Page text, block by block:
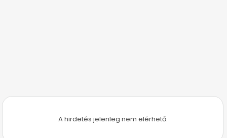
A hirdetés jelenleg nem elérhető.